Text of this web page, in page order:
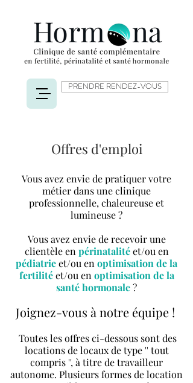
PRENDRE RENDEZ-VOUS
Offres d'emploi
Vous avez envie de pratiquer votre
métier dans une clinique
professionnelle, chaleureuse et
lumineuse ?
Vous avez envie de recevoir une
clientèle en périnatalité et/ou en
pédiatrieet/ou en optimisation de la
fertilité et/ou en optimisation de la
santé hormonale?
Joignez-vous à notre équipe !
Toutes les offres ci-dessous sont des
locations de locaux de type '' tout
compris '', à titre de travailleur
autonome. Plusieurs formes de location